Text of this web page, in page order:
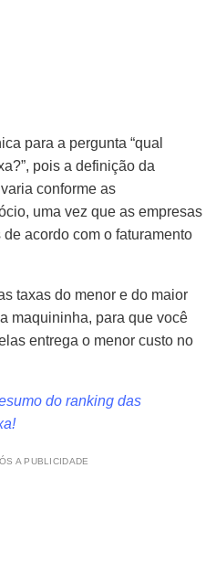
para a pergunta “qual
pois a definição da
conforme as
uma vez que as empresas
acordo com o faturamento
taxas do menor e do maior
maquininha, para que você
entrega o menor custo no
do ranking das
A PUBLICIDADE